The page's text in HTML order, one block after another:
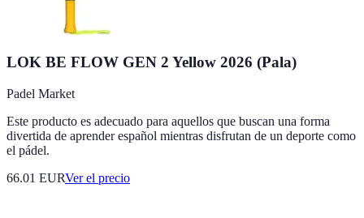
LOK BE FLOW GEN 2 Yellow 2026 (Pala)
Padel Market
Este producto es adecuado para aquellos que buscan una forma
divertida de aprender español mientras disfrutan de un deporte como
el pádel.
66.01 EURVer el precio